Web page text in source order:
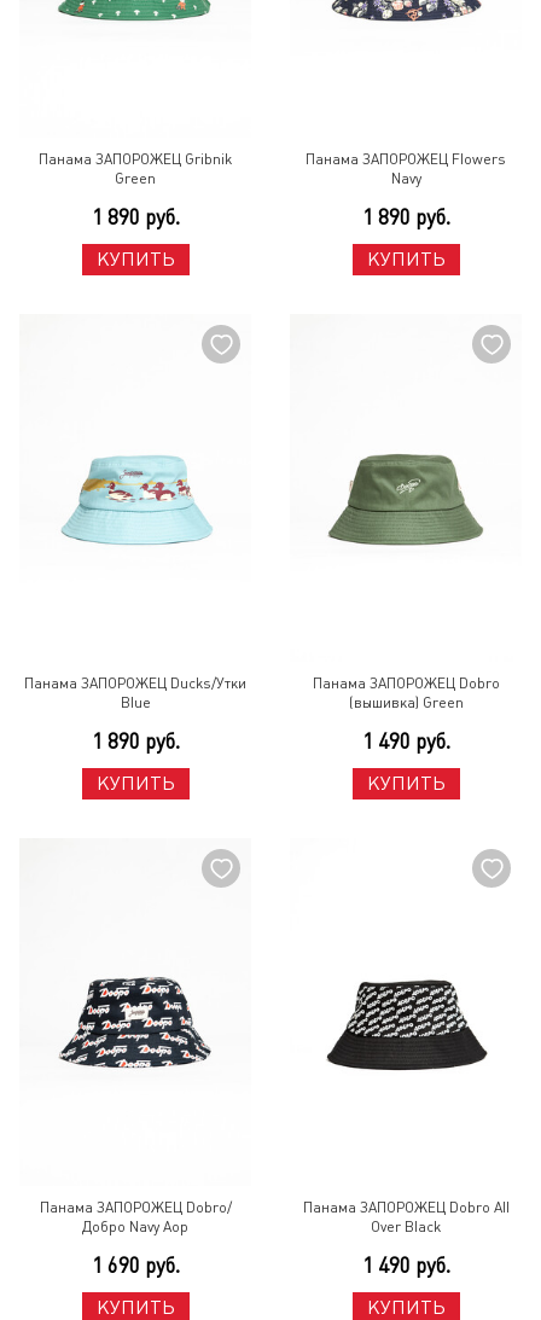
Панама ЗАПОРОЖЕЦ Gribnik
Green
1 890 руб.
КУПИТЬ
Панама ЗАПОРОЖЕЦ Flowers
Navy
1 890 руб.
КУПИТЬ
Панама ЗАПОРОЖЕЦ Ducks/Утки
Blue
1 890 руб.
КУПИТЬ
Панама ЗАПОРОЖЕЦ Dobro
(вышивка) Green
1 490 руб.
КУПИТЬ
Панама ЗАПОРОЖЕЦ Dobro/
Добро Navy Aop
1 690 руб.
КУПИТЬ
Панама ЗАПОРОЖЕЦ Dobro All
Over Black
1 490 руб.
КУПИТЬ